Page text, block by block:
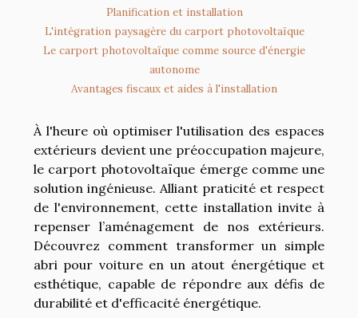
Planification et installation
L'intégration paysagère du carport photovoltaïque
Le carport photovoltaïque comme source d'énergie
autonome
Avantages fiscaux et aides à l'installation
À l'heure où optimiser l'utilisation des espaces
extérieurs devient une préoccupation majeure,
le carport photovoltaïque émerge comme une
solution ingénieuse. Alliant praticité et respect
de l'environnement, cette installation invite à
repenser l’aménagement de nos extérieurs.
Découvrez comment transformer un simple
abri pour voiture en un atout énergétique et
esthétique, capable de répondre aux défis de
durabilité et d'efficacité énergétique.